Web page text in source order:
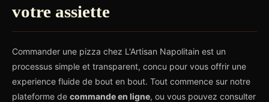
votre assiette
Commander une pizza chez L'Artisan Napolitain est un
processus simple et transparent, concu pour vous offrir une
experience fluide de bout en bout. Tout commence sur notre
plateforme de commande en ligne, ou vous pouvez consulter